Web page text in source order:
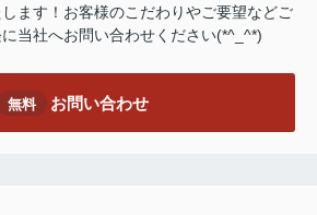
ます！お客様のこだわりやご要望などご
当社へお問い合わせください(*^_^*)
無料 お問い合わせ